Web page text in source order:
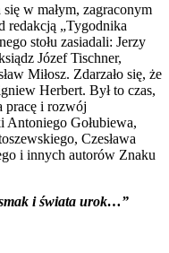
w małym, zagraconym
redakcją „Tygodnika
stołu zasiadali: Jerzy
Józef Tischner,
Miłosz. Zdarzało się, że
Herbert. Był to czas,
pracę i rozwój
Antoniego Gołubiewa,
Czesława
i innych autorów Znaku
i świata urok…”